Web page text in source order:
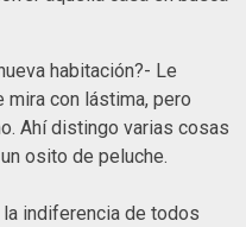
habitación?- Le
mira con lástima, pero
Ahí distingo varias cosas
osito de peluche.
indiferencia de todos